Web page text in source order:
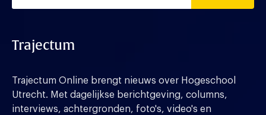
Trajectum
Trajectum Online brengt nieuws over Hogeschool
Utrecht. Met dagelijkse berichtgeving, columns,
interviews, achtergronden, foto's, video's en